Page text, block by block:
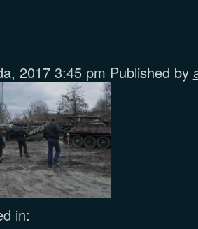
2017 3:45 pm Published by
in: